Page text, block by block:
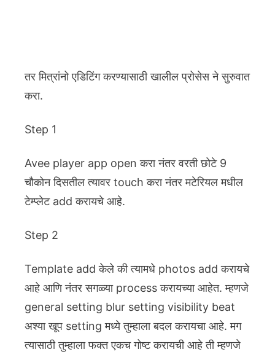
तर मित्रांनो एडिटिंग करण्यासाठी खालील प्रोसेस ने सुरुवात
करा.
Step 1
Avee player app open करा नंतर वरती छोटे 9
चौकोन दिसतील त्यावर touch करा नंतर मटेरियल मधील
टेम्प्लेट add करायचे आहे.
Step 2
Template add केले की त्यामधे photos add करायचे
आहे आणि नंतर सगळ्या process करायच्या आहेत. म्हणजे
general setting blur setting visibility beat
अश्या खूप setting मध्ये तुम्हाला बदल करायचा आहे. मग
त्यासाठी तुम्हाला फक्त एकच गोष्ट करायची आहे ती म्हणजे